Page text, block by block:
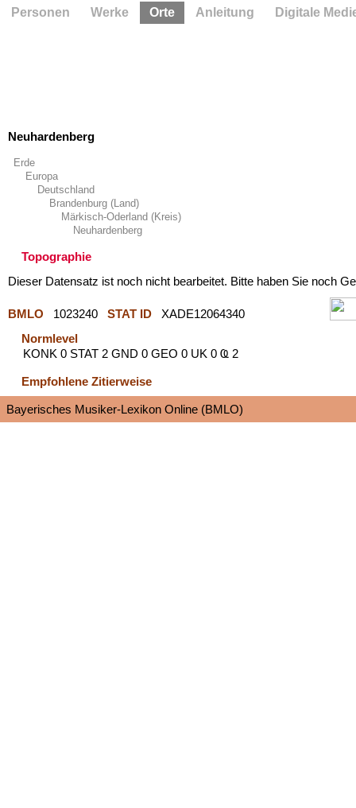
Neuhardenberg
Erde
Europa
Deutschland
Brandenburg (Land)
Märkisch-Oderland (Kreis)
Neuhardenberg
Topographie
Dieser Datensatz ist noch nicht bearbeitet. Bitte haben Sie noch
BMLO 1023240 STAT ID
XADE12064340
Normlevel
KONK 0 STAT 2 GND 0 GEO 0 UK 0 Ҩ 2
Empfohlene Zitierweise
Bayerisches Musiker-Lexikon Online (BMLO)
Personen Werke Orte Anleitung Digitale